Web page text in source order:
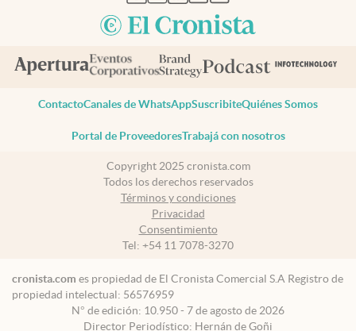
ContactoCanales de WhatsAppSuscribiteQuiénes Somos
Portal de ProveedoresTrabajá con nosotros
Copyright 2025 cronista.com
Todos los derechos reservados
Términos y condiciones
Privacidad
Consentimiento
Tel: +54 11 7078-3270
cronista.com es propiedad de El Cronista Comercial S.A Registro de
propiedad intelectual: 56576959
N° de edición: 10.950 - 7 de agosto de 2026
Director Periodístico: Hernán de Goñi